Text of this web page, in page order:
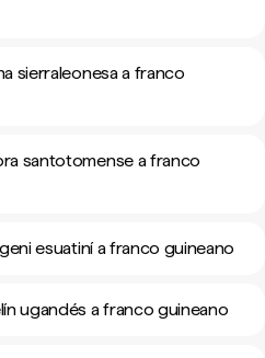
sierraleonesa a franco
santotomense a franco
esuatiní a franco guineano
ugandés a franco guineano